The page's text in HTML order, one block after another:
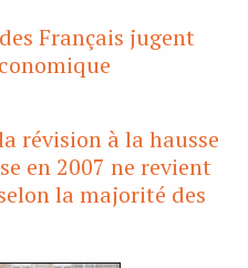
Français jugent
révision à la hausse
en 2007 ne revient
la majorité des